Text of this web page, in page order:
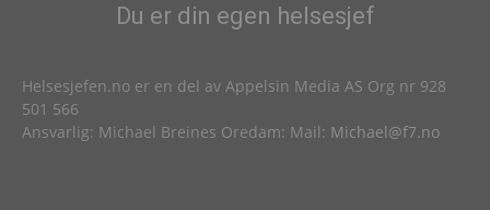
Du er din egen helsesjef
Helsesjefen.no er en del av Appelsin Media AS Org nr 928
501 566
Ansvarlig: Michael Breines Oredam: Mail: Michael@f7.no